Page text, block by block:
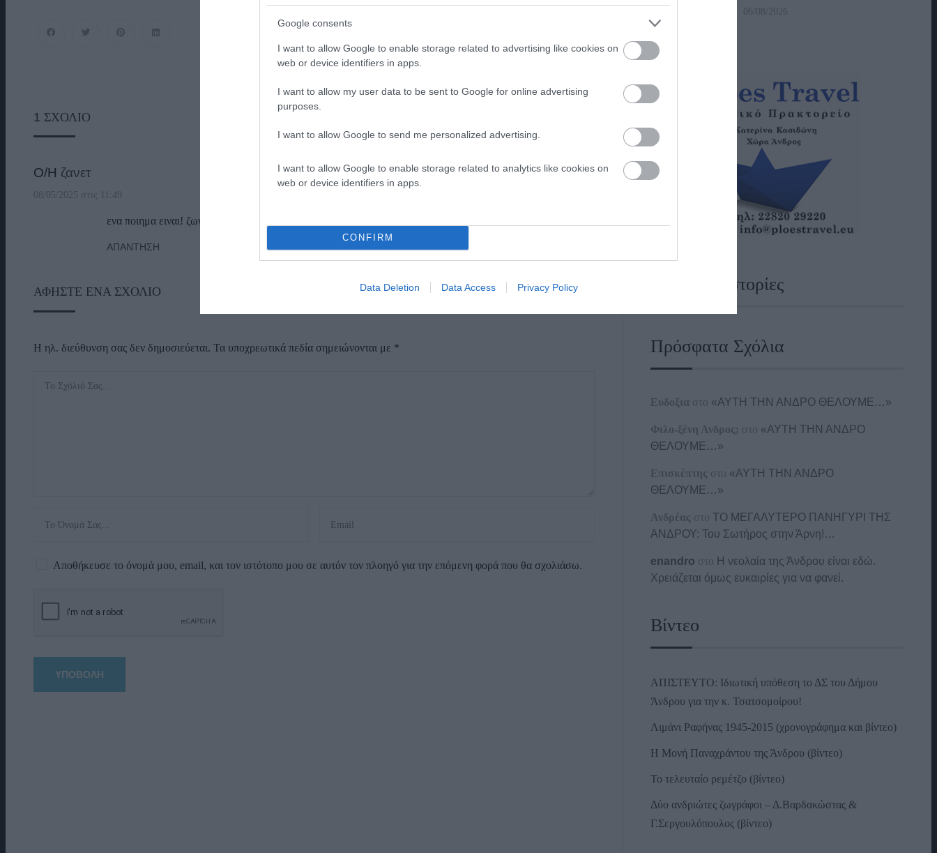
Google consents
I want to allow Google to enable storage related to advertising like cookies on
web or device identifiers in apps.
I want to allow my user data to be sent to Google for online advertising
purposes.
I want to allow Google to send me personalized advertising.
I want to allow Google to enable storage related to analytics like cookies on
web or device identifiers in apps.
CONFIRM
Data Deletion Data Access Privacy Policy
1 ΣΧΌΛΙΟ
Ο/Η ζανετ
08/05/2025 στις 11:49
ενα ποιημα ειναι! ζωγραφια!
ΑΠΆΝΤΗΣΗ
ΑΦΉΣΤΕ ΈΝΑ ΣΧΌΛΙΟ
Η ηλ. διεύθυνση σας δεν δημοσιεύεται. Τα υποχρεωτικά πεδία σημειώνονται με *
Αποθήκευσε το όνομά μου, email, και τον ιστότοπο μου σε αυτόν τον πλοηγό για την επόμενη φορά που θα σχολιάσω.
06/08/2026
Ναυτικές Ιστορίες
Πρόσφατα Σχόλια
Ευδοξια στο «ΑΥΤΗ ΤΗΝ ΑΝΔΡΟ ΘΕΛΟΥΜΕ…»
Φιλο-ξένη Ανδρος; στο «ΑΥΤΗ ΤΗΝ ΑΝΔΡΟ
ΘΕΛΟΥΜΕ…»
Επισκέπτης στο «ΑΥΤΗ ΤΗΝ ΑΝΔΡΟ
ΘΕΛΟΥΜΕ…»
Ανδρέας στοΤΟ ΜΕΓΑΛΥΤΕΡΟ ΠΑΝΗΓΥΡΙ ΤΗΣ
ΑΝΔΡΟΥ: Του Σωτήρος στην Άρνη!…
enandro στο Η νεολαία της Άνδρου είναι εδώ.
Χρειάζεται όμως ευκαιρίες για να φανεί.
Βίντεο
ΑΠΙΣΤΕΥΤΟ: Ιδιωτική υπόθεση το ΔΣ του Δήμου
Άνδρου για την κ. Τσατσομοίρου!
Λιμάνι Ραφήνας 1945-2015 (χρονογράφημα και βίντεο)
Η Μονή Παναχράντου της Άνδρου (βίντεο)
Το τελευταίο ρεμέτζο (βίντεο)
Δύο ανδριώτες ζωγράφοι – Δ.Βαρδακώστας &
Γ.Σεργουλόπουλος (βίντεο)